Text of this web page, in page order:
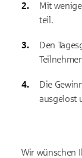
Mit
teil.
Den
Die
ausgelost
Wir wünschen